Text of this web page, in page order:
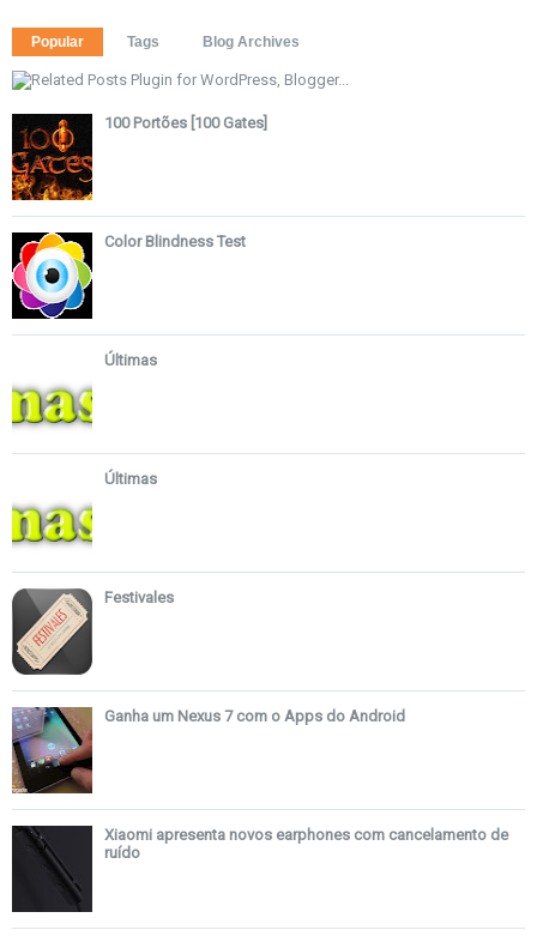
Popular Tags Blog Archives
100 Portões [100 Gates]
Color Blindness Test
Últimas
Últimas
Festivales
Ganha um Nexus 7 com o Apps do Android
Xiaomi apresenta novos earphones com cancelamento de
ruído